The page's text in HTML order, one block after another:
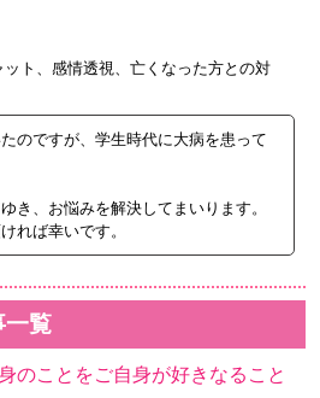
ト、感情透視、亡くなった方との対
のですが、学生時代に大病を患って
き、お悩みを解決してまいります。
れば幸いです。
一覧
のことをご自身が好きなること